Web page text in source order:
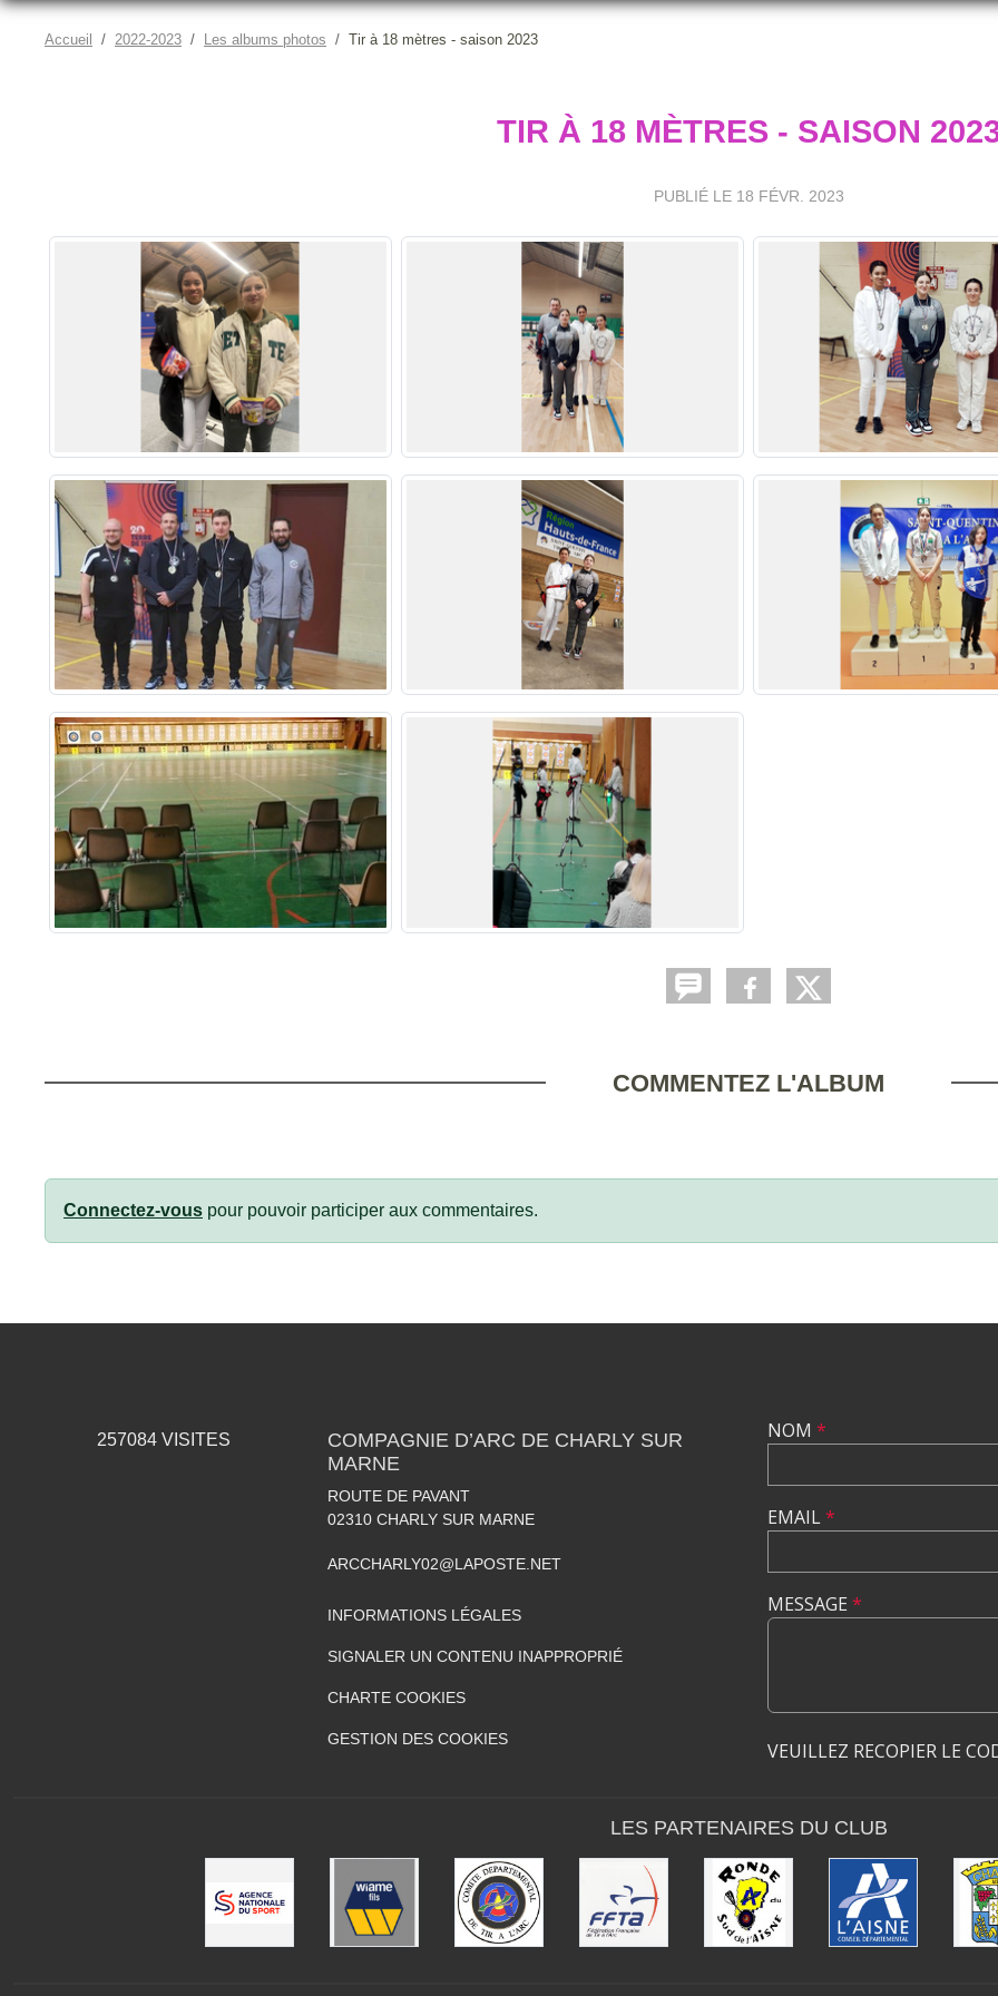
Accueil 2022-2023 Les albums photos Tir à 18 mètres - saison 2023
TIR À 18 MÈTRES - SAISON
PUBLIÉ LE 18 FÉVR. 2023
COMMENTEZ L'ALBUM
Connectez-vous pour pouvoir participer aux commentaires.
257084 VISITES
COMPAGNIE D’ARC DE CHARLY SUR
MARNE
ROUTE DE PAVANT
02310 CHARLY SUR MARNE
ARCCHARLY02@LAPOSTE.NET
INFORMATIONS LÉGALES
SIGNALER UN CONTENU INAPPROPRIÉ
CHARTE COOKIES
GESTION DES COOKIES
NOM *
EMAIL*
MESSAGE *
VEUILLEZ RECOPIER LE
LES PARTENAIRES DU CLUB